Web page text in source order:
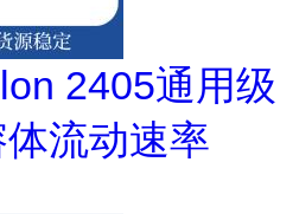
2405通用级
流动速率